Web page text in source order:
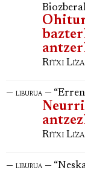
Ritxi
— liburua —
Ritxi
— liburua —